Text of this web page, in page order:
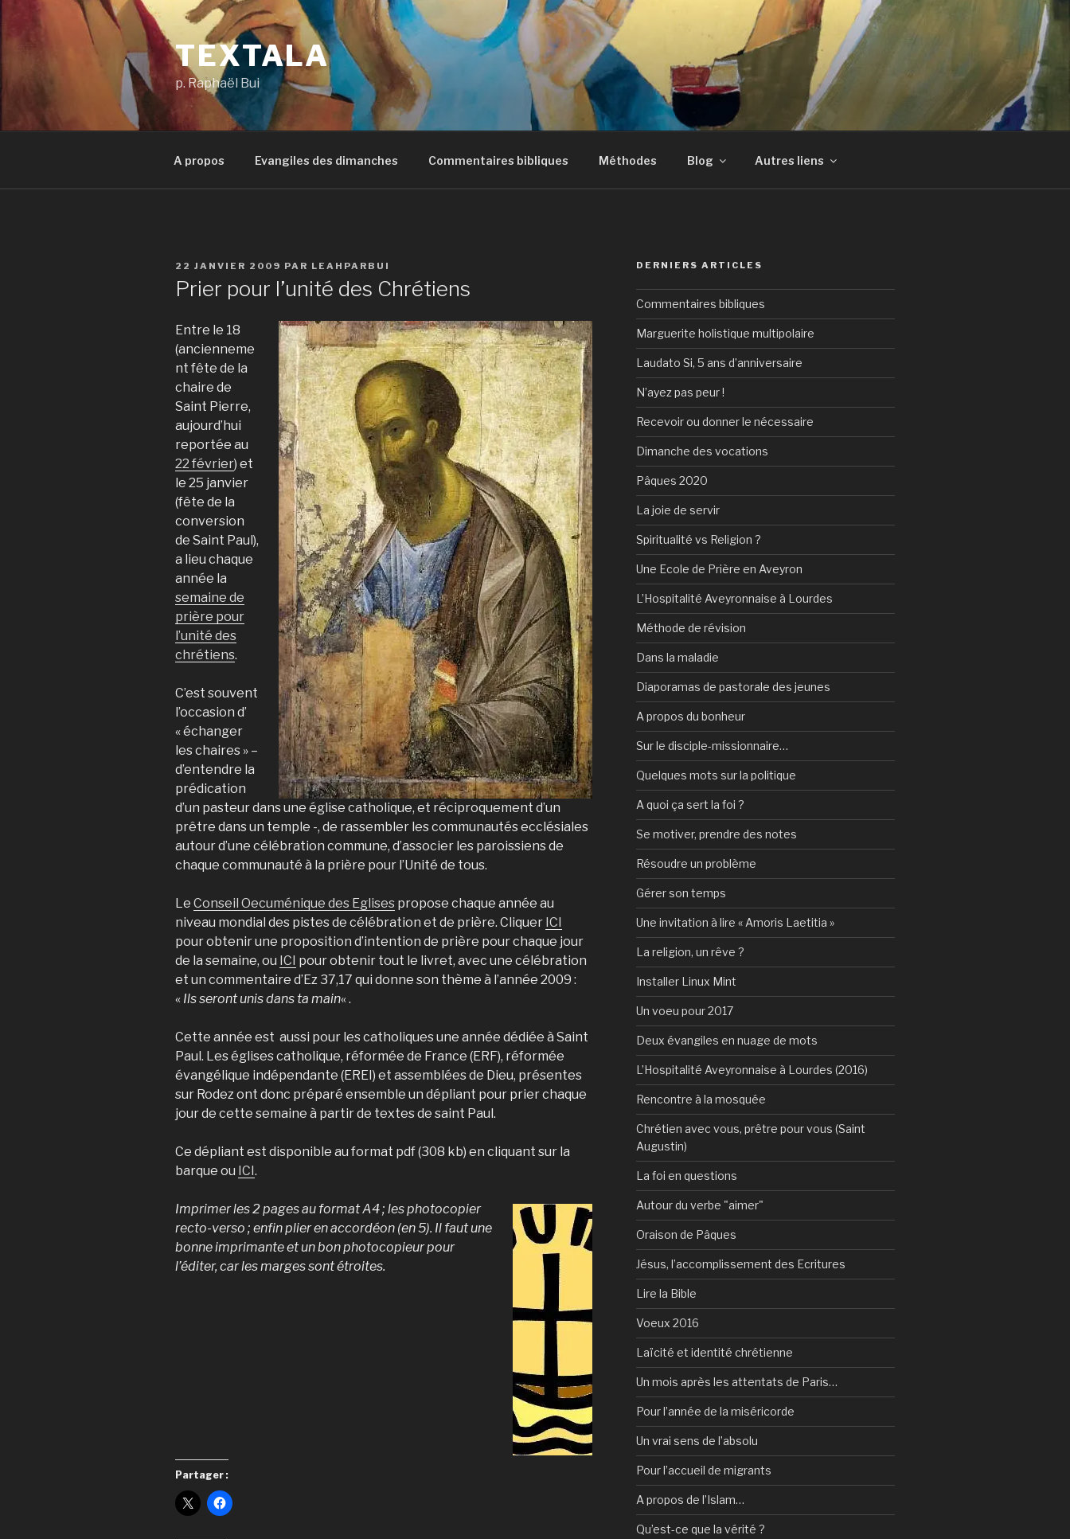
contenu
TEXTALA
p. Raphaël Bui
A propos Evangiles des dimanches Commentaires bibliques Méthodes Blog Autres liens
PUBLIÉ
22 JANVIER 2009 PAR LEAHPARBUI
Prier pour l’unité des Chrétiens
Entre le 18
(ancienneme
nt fête de la
chaire de
Saint Pierre,
aujourd’hui
reportée au
22 février) et
le 25 janvier
(fête de la
conversion
de Saint Paul),
a lieu chaque
année la
semaine de
prière pour
l’unité des
chrétiens.
C’est souvent
l’occasion d’
« échanger
les chaires » –
d’entendre la
prédication
d’un pasteur dans une église catholique, et réciproquement d’un
prêtre dans un temple -, de rassembler les communautés ecclésiales
autour d’une célébration commune, d’associer les paroissiens de
chaque communauté à la prière pour l’Unité de tous.
Le Conseil Oecuménique des Eglises propose chaque année au
niveau mondial des pistes de célébration et de prière. Cliquer ICI
pour obtenir une proposition d’intention de prière pour chaque jour
de la semaine, ou ICI pour obtenir tout le livret, avec une célébration
et un commentaire d’Ez 37,17 qui donne son thème à l’année 2009 :
« Ils seront unis dans ta main« .
Cette année est aussi pour les catholiques une année dédiée à Saint
Paul. Les églises catholique, réformée de France (ERF), réformée
évangélique indépendante (EREI) et assemblées de Dieu, présentes
sur Rodez ont donc préparé ensemble un dépliant pour prier chaque
jour de cette semaine à partir de textes de saint Paul.
Ce dépliant est disponible au format pdf (308 kb) en cliquant sur la
barque ou ICI .
Imprimer les 2 pages au format A4 ; les photocopier
recto-verso ; enfin plier en accordéon (en 5). Il faut une
bonne imprimante et un bon photocopieur pour
l’éditer, car les marges sont étroites.
Partager :
DERNIERS ARTICLES
Commentaires bibliques
Marguerite holistique multipolaire
Laudato Si, 5 ans d’anniversaire
N’ayez pas peur !
Recevoir ou donner le nécessaire
Dimanche des vocations
Pâques 2020
La joie de servir
Spiritualité vs Religion ?
Une Ecole de Prière en Aveyron
L’Hospitalité Aveyronnaise à Lourdes
Méthode de révision
Dans la maladie
Diaporamas de pastorale des jeunes
A propos du bonheur
Sur le disciple-missionnaire…
Quelques mots sur la politique
A quoi ça sert la foi ?
Se motiver, prendre des notes
Résoudre un problème
Gérer son temps
Une invitation à lire « Amoris Laetitia »
La religion, un rêve ?
Installer Linux Mint
Un voeu pour 2017
Deux évangiles en nuage de mots
L’Hospitalité Aveyronnaise à Lourdes (2016)
Rencontre à la mosquée
Chrétien avec vous, prêtre pour vous (Saint
Augustin)
La foi en questions
Autour du verbe "aimer"
Oraison de Pâques
Jésus, l’accomplissement des Ecritures
Lire la Bible
Voeux 2016
Laïcité et identité chrétienne
Un mois après les attentats de Paris…
Pour l’année de la miséricorde
Un vrai sens de l’absolu
Pour l’accueil de migrants
A propos de l’Islam…
Qu’est-ce que la vérité ?